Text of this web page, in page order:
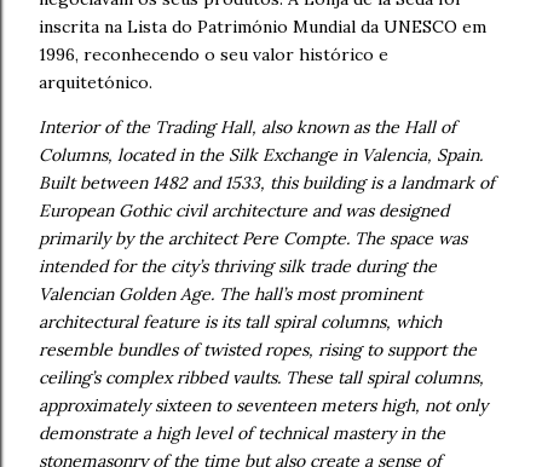
inscrita na Lista do Património Mundial da UNESCO em
1996, reconhecendo o seu valor histórico e
arquitetónico.
Interior of the Trading Hall, also known as the Hall of
Columns, located in the Silk Exchange in Valencia, Spain.
Built between 1482 and 1533, this building is a landmark of
European Gothic civil architecture and was designed
primarily by the architect Pere Compte. The space was
intended for the city’s thriving silk trade during the
Valencian Golden Age. The hall’s most prominent
architectural feature is its tall spiral columns, which
resemble bundles of twisted ropes, rising to support the
ceiling’s complex ribbed vaults. These tall spiral columns,
approximately sixteen to seventeen meters high, not only
demonstrate a high level of technical mastery in the
stonemasonry of the time but also create a sense of